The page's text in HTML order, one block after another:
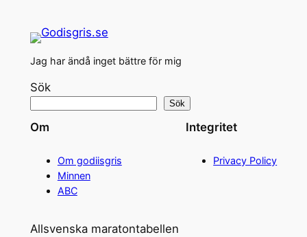
Jag har ändå inget bättre för mig
Sök
Sök
Om
Om godiisgris
Minnen
ABC
Integritet
Privacy Policy
Allsvenska maratontabellen